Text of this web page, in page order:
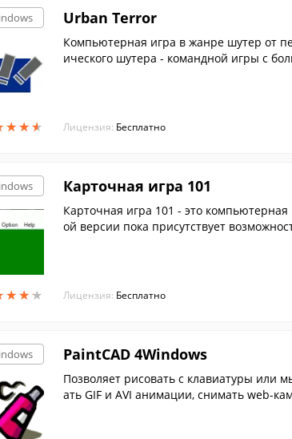
★★★
★★★
Urban Terror
Компьютерная игра в жанре шутер от
ического шутера - командной игры с
Лицензия: Бесплатно
★★★
★★★
Карточная игра 101
Карточная игра 101 - это
ой версии пока присутствует
Лицензия: Бесплатно
PaintCAD 4Windows
Позволяет рисовать с клавиатуры или
ать GIF и AVI анимации, снимать web-